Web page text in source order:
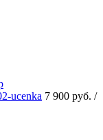
ucenka 7 900 руб. /